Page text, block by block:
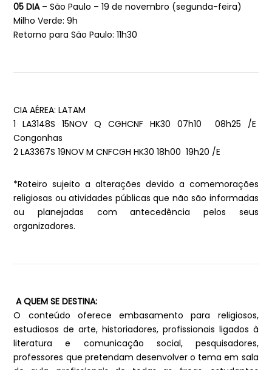
05 DIA– São Paulo – 19 de novembro (segunda-feira)
Milho Verde: 9h
Retorno para São Paulo: 11h30
CIA AÉREA: LATAM
1 LA3148S 15NOV Q CGHCNF HK30 07h10 08h25 /E
Congonhas
2 LA3367S 19NOV M CNFCGH HK30 18h00 19h20 /E
*Roteiro sujeito a alterações devido a comemorações
religiosas ou atividades públicas que não são informadas
ou planejadas com antecedência pelos seus
organizadores.
A QUEM SE DESTINA:
O conteúdo oferece embasamento para religiosos,
estudiosos de arte, historiadores, profissionais ligados à
literatura e comunicação social, pesquisadores,
professores que pretendam desenvolver o tema em sala